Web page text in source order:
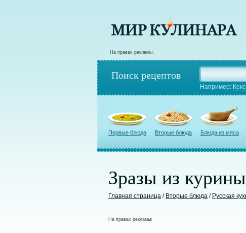
На правах рекламы:
Поиск рецептов
Например:
Первые блюда Вторые блюда Блюда из мяса
Зразы из
Главная страница / Вторые блюда / Русская
На правах рекламы: